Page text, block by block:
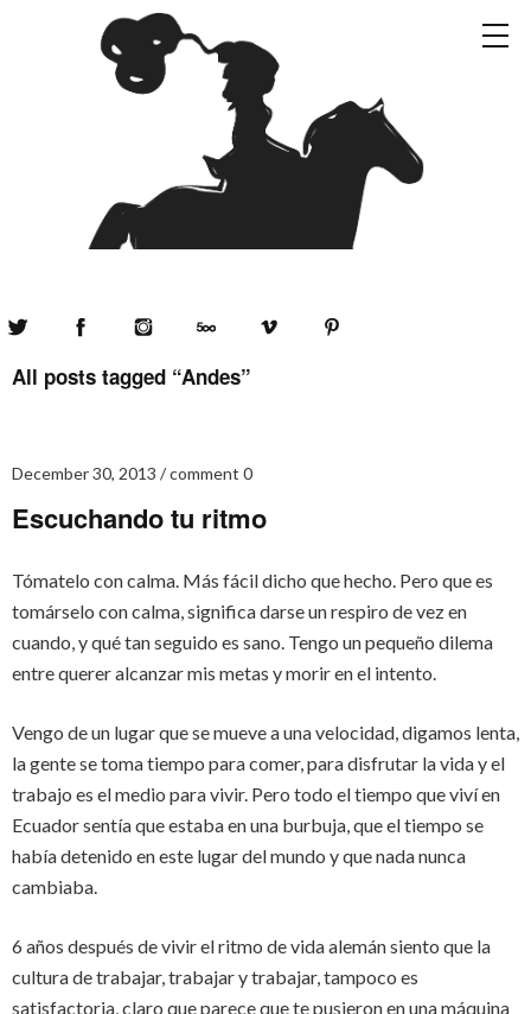
All posts tagged “Andes”
December 30, 2013 comment 0
Escuchando tu ritmo
Tómatelo con calma. Más fácil dicho que hecho. Pero que es
tomárselo con calma, significa darse un respiro de vez en
cuando, y qué tan seguido es sano. Tengo un pequeño dilema
entre querer alcanzar mis metas y morir en el intento.
Vengo de un lugar que se mueve a una velocidad, digamos lenta,
la gente se toma tiempo para comer, para disfrutar la vida y el
trabajo es el medio para vivir. Pero todo el tiempo que viví en
Ecuador sentía que estaba en una burbuja, que el tiempo se
había detenido en este lugar del mundo y que nada nunca
cambiaba.
6 años después de vivir el ritmo de vida alemán siento que la
cultura de trabajar, trabajar y trabajar, tampoco es
satisfactoria, claro que parece que te pusieron en una máquina